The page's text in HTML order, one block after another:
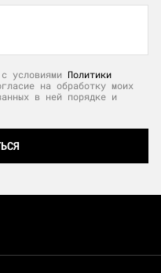
условиями Политики
на обработку моих
в ней порядке и